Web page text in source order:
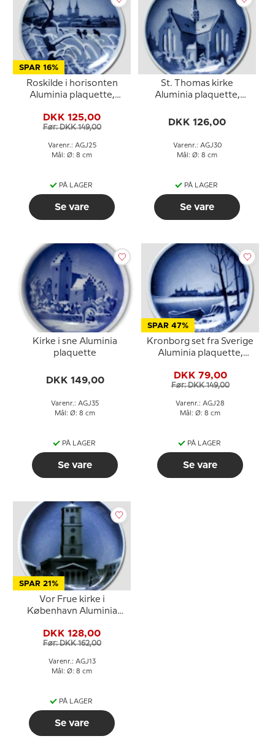
SPAR 16%
Roskilde i horisonten
Aluminia plaquette,
DKK 125,00
Før: DKK 149,00
Varenr.: AGJ25
Mål: Ø: 8 cm
PÅ LAGER
Se vare
St. Thomas kirke
Aluminia plaquette,
DKK 126,00
Varenr.: AGJ30
Mål: Ø: 8 cm
PÅ LAGER
Se vare
Kirke i sne Aluminia
plaquette
DKK 149,00
Varenr.: AGJ35
Mål: Ø: 8 cm
PÅ LAGER
Se vare
SPAR 47%
Kronborg set fra Sverige
Aluminia plaquette,
DKK 79,00
Før: DKK 149,00
Varenr.: AGJ28
Mål: Ø: 8 cm
PÅ LAGER
Se vare
SPAR 21%
Vor Frue kirke i
København Aluminia
DKK 128,00
Før: DKK 162,00
Varenr.: AGJ13
Mål: Ø: 8 cm
PÅ LAGER
Se vare